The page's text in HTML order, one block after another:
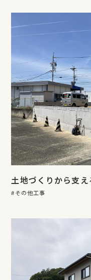
土地づくりから支
その他工事